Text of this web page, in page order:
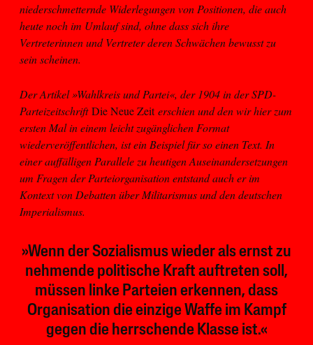
niederschmetternde Widerlegungen von Positionen, die auch
heute noch im Umlauf sind, ohne dass sich ihre
Vertreterinnen und Vertreter deren Schwächen bewusst zu
sein scheinen.
Der Artikel »Wahlkreis und Partei«, der 1904 in der SPD-
ParteizeitschriftDie Neue Zeiterschien und den wir hier zum
ersten Mal in einem leicht zugänglichen Format
wiederveröffentlichen, ist ein Beispiel für so einen Text. In
einer auffälligen Parallele zu heutigen Auseinandersetzungen
um Fragen der Parteiorganisation entstand auch er im
Kontext von Debatten über Militarismus und den deutschen
Imperialismus.
»Wenn der Sozialismus wieder als ernst zu
nehmende politische Kraft auftreten soll,
müssen linke Parteien erkennen, dass
Organisation die einzige Waffe im Kampf
gegen die herrschende Klasse ist.«